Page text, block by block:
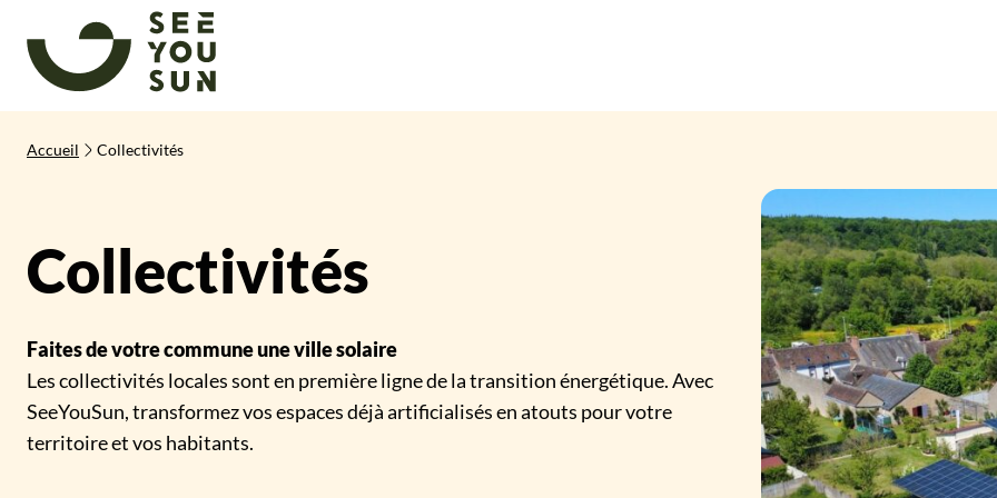
Accueil Collectivités
Collectivités
Faites de votre commune une ville solaire
Les collectivités locales sont en première ligne de la transition énergétique. Avec
SeeYouSun, transformez vos espaces déjà artificialisés en atouts pour votre
territoire et vos habitants.